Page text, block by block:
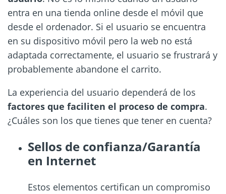
entra en una tienda online desde el móvil que
desde el ordenador. Si el usuario se encuentra
en su dispositivo móvil pero la web no está
adaptada correctamente, el usuario se frustrará y
probablemente abandone el carrito.
La experiencia del usuario dependerá de los
factores que faciliten el proceso de compra.
¿Cuáles son los que tienes que tener en cuenta?
Sellos de confianza/Garantía
en Internet
Estos elementos certifican un compromiso